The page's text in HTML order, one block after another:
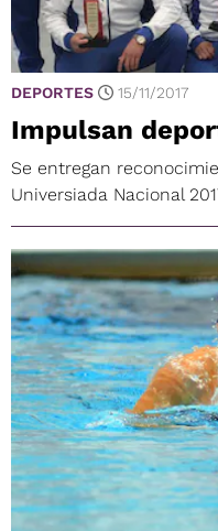
DEPORTES 15/11/2017
Impulsan
Se entregan
Universiada Nacional